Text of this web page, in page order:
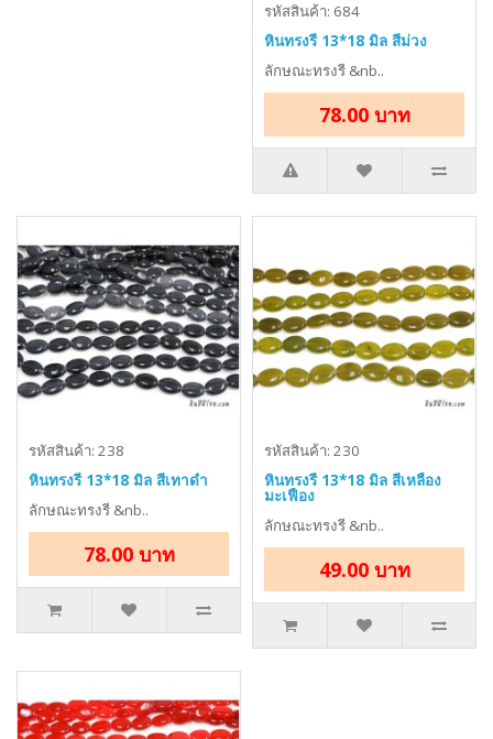
รหัสสินค้า: 684
หินทรงรี 13*18 มิล สีม่วง
ลักษณะทรงรี &nb..
78.00 บาท
รหัสสินค้า: 238
หินทรงรี 13*18 มิล สีเทาดำ
ลักษณะทรงรี &nb..
78.00 บาท
รหัสสินค้า: 230
หินทรงรี 13*18 มิล สีเหลือง
มะเฟือง
ลักษณะทรงรี &nb..
49.00 บาท